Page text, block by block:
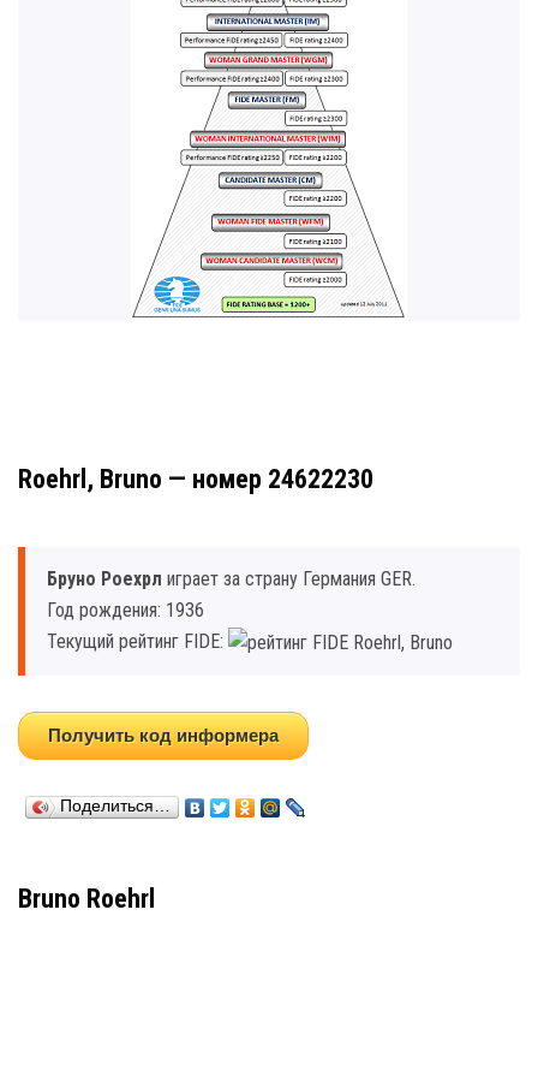
Roehrl, Bruno — номер 24622230
Бруно Роехрл играет за страну Германия GER.
Год рождения: 1936
Текущий рейтинг FIDE:
Получить код информера
Поделиться…
Bruno Roehrl